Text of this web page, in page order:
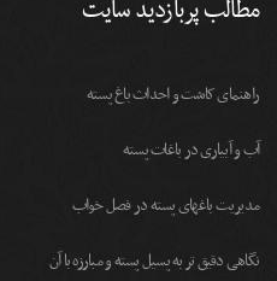
مطالب پربازدید سایت
راهنمای کاشت و احداث باغ پسته
آب و آبیاری در باغات پسته
مديريت باغهای پسته در فصل خواب
نگاهی دقیق تر به پسیل پسته و مبارزه با آن